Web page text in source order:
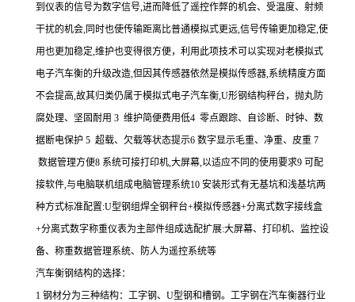
到仪表的信号为数字信号,进而降低了遥控作弊的机会、受温度、射频
干扰的机会,同时也使传输距离比普通模拟式更远,信号传输更加稳定,使
用也更加稳定,维护也变得很方便，利用此项技术可以实现对老模拟式
电子汽车衡的升级改造,但因其传感器依然是模拟传感器,系统精度方面
不会提高,故其归类仍属于模拟式电子汽车衡,U形钢结构秤台，抛丸防
腐处理、坚固耐用 3 维护简便费用低4 零点跟踪、自诊断、时钟、数
据断电保护 5 超载、欠载等状态提示6 数字显示毛重、净重、皮重 7
数据管理方便8 系统可接打印机,大屏幕,以适应不同的使用要求9 可配
接软件,与电脑联机组成电脑管理系统10 安装形式有无基坑和浅基坑两
种方式标准配置:U型钢组焊全钢秤台+模拟传感器+分离式数字接线盒
+分离式数字称重仪表为主部件组成选配扩展:大屏幕、打印机、监控设
备、称重数据管理系统、防人为遥控系统等
汽车衡钢结构的选择：
1 钢材分为三种结构：工字钢、U型钢和槽钢。工字钢在汽车衡器行业